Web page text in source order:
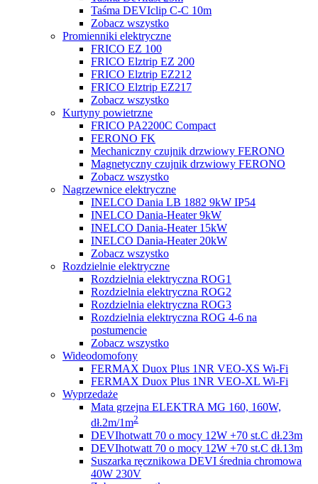
Taśma DEVIclip C-C 10m
Zobacz wszystko
Promienniki elektryczne
FRICO EZ 100
FRICO Elztrip EZ 200
FRICO Elztrip EZ212
FRICO Elztrip EZ217
Zobacz wszystko
Kurtyny powietrzne
FRICO PA2200C Compact
FERONO FK
Mechaniczny czujnik drzwiowy FERONO
Magnetyczny czujnik drzwiowy FERONO
Zobacz wszystko
Nagrzewnice elektryczne
INELCO Dania LB 1882 9kW IP54
INELCO Dania-Heater 9kW
INELCO Dania-Heater 15kW
INELCO Dania-Heater 20kW
Zobacz wszystko
Rozdzielnie elektryczne
Rozdzielnia elektryczna ROG1
Rozdzielnia elektryczna ROG2
Rozdzielnia elektryczna ROG3
Rozdzielnia elektryczna ROG 4-6 na
postumencie
Zobacz wszystko
Wideodomofony
FERMAX Duox Plus 1NR VEO-XS Wi-Fi
FERMAX Duox Plus 1NR VEO-XL Wi-Fi
Wyprzedaże
Mata grzejna ELEKTRA MG 160, 160W,
dł.2m/1m2
DEVIhotwatt 70 o mocy 12W +70 st.C dł.23m
DEVIhotwatt 70 o mocy 12W +70 st.C dł.13m
Suszarka ręcznikowa DEVI średnia chromowa
40W 230V